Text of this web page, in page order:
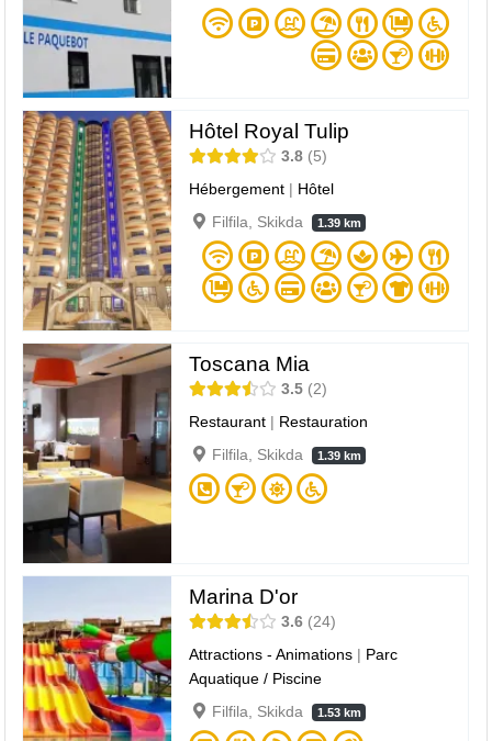
Hôtel Royal Tulip
3.8
5
Hébergement | Hôtel
Filfila, Skikda
1.39 km
Toscana Mia
3.5
2
Restaurant | Restauration
Filfila, Skikda
1.39 km
Marina D'or
3.6
24
Attractions - Animations | Parc
Aquatique / Piscine
Filfila, Skikda
1.53 km